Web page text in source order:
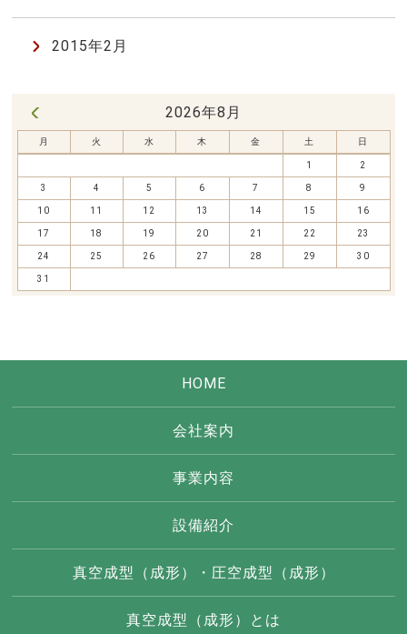
2015年2月
2026年8月
月 火 水 木 金 土 日
1 2
3 4 5 6 7 8 9
10 11 12 13 14 15 16
17 18 19 20 21 22 23
24 25 26 27 28 29 30
31
HOME
会社案内
事業内容
設備紹介
真空成型（成形）・圧空成型（成形）
真空成型（成形）とは